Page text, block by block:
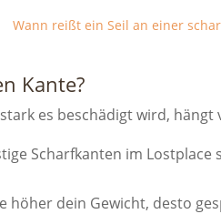
Wann reißt ein Seil an einer
Kante?
es beschädigt wird, hängt
Scharfkanten im
höher dein Gewicht, desto